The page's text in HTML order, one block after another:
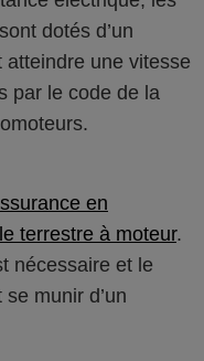
dotés d’un
une vitesse
par le code de la
en
terrestre à moteur.
nécessaire et le
munir d’un